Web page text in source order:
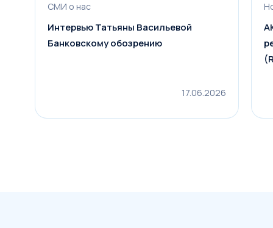
СМИ о нас
Интервью Татьяны Васильевой
Банковскому обозрению
17.06.2026